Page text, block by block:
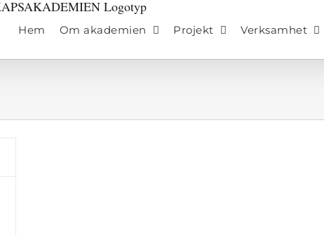
Hem Om akademien Projekt Verksamhet